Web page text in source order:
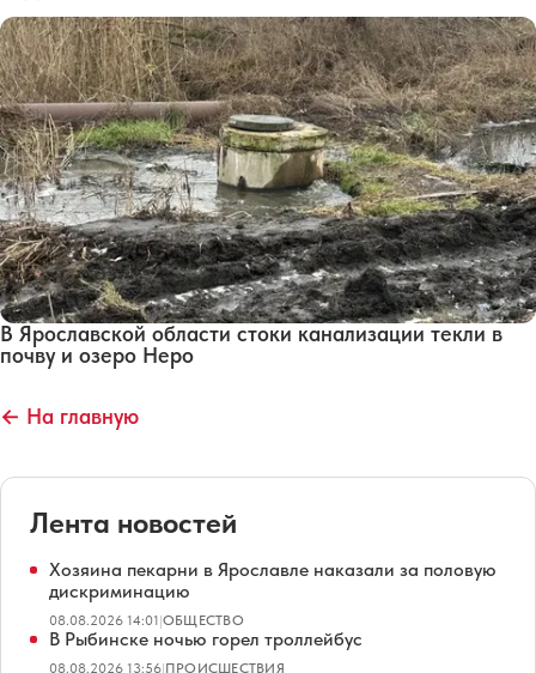
В Ярославской области стоки канализации текли в
почву и озеро Неро
← На главную
Лента новостей
Хозяина пекарни в Ярославле наказали за половую
дискриминацию
08.08.2026 14:01|ОБЩЕСТВО
В Рыбинске ночью горел троллейбус
08.08.2026 13:56|ПРОИСШЕСТВИЯ